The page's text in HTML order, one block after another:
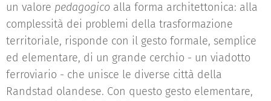
un valore pedagogico alla forma architettonica: alla
complessità dei problemi della trasformazione
territoriale, risponde con il gesto formale, semplice
ed elementare, di un grande cerchio - un viadotto
ferroviario - che unisce le diverse città della
Randstad olandese. Con questo gesto elementare,